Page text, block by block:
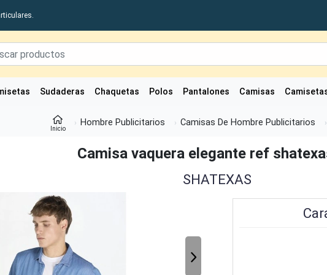
S.L
Sudaderas Chaquetas Polos Pantalones Camisas
Inicio
Hombre Publicitarios Camisas De Hombre Publicitarios
Camisa vaquera elegante ref
SHATEXAS